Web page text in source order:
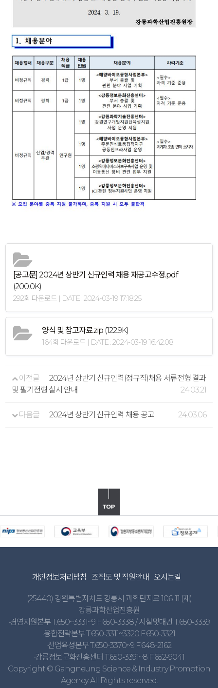
[공고문] 2024년 상반기 신규인력 채용 재공고수정.pdf
(200.0K)
292회 다운로드 | DATE : 2024-03-19 17:18:25
양식 및 참고자료.zip (122.9K)
164회 다운로드 | DATE : 2024-03-19 16:42:08
이전글
2024년 상반기 신규인력(정규직)채용 서류전형 결과
및 필기전형 실시 안내
24.03.21
다음글 2024년 상반기 신규인력 채용 공고 24.03.06
개인정보처리방침 조직도 및 직원안내 오시는길
(25440) 강원특별자치도 강릉시 과학단지로 106-11 (재)
강릉과학산업진흥원
·경영지원본부 T.650~3331~9 F.650-3338 / 시설및대관 T.650-3339
·융합전략본부 T.650-3311~3320 F.650-3321
·산업육성본부 T.650-3370~9 F.648-2162
·강릉정보문화진흥센터 T.650-3391~8 F.652-9041
Copyright © Gangneung Science & Industry Promotion
Agency. All Rights reserved.